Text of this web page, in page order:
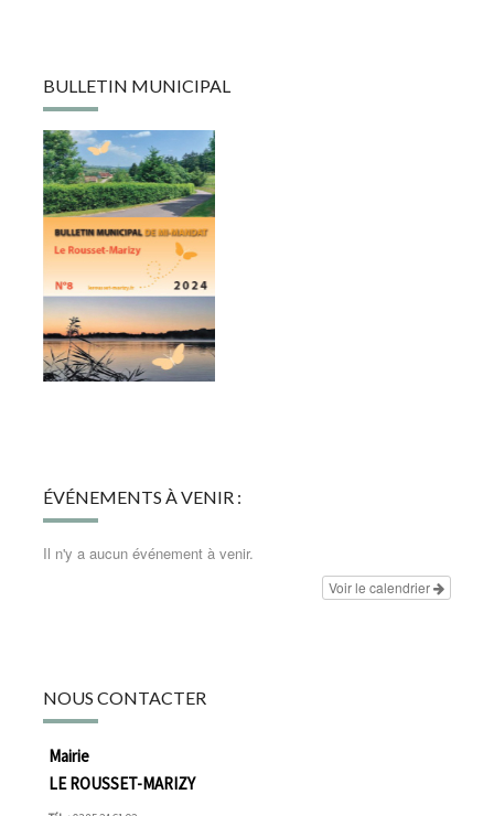
BULLETIN MUNICIPAL
ÉVÉNEMENTS À VENIR :
Il n'y a aucun événement à venir.
Voir le calendrier
NOUS CONTACTER
Mairie
LE ROUSSET-MARIZY